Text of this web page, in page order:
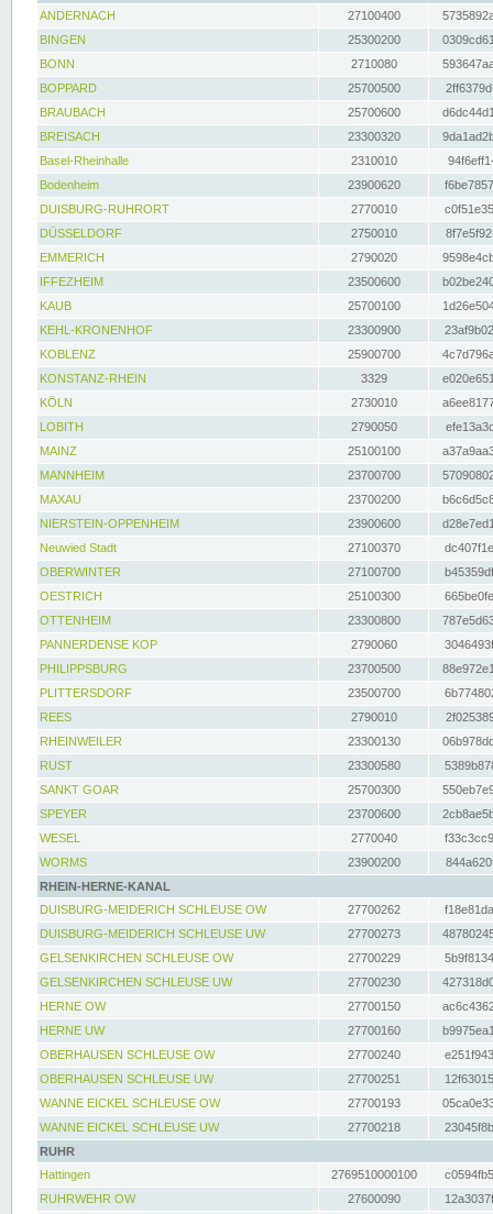
ANDERNACH
27100400
BINGEN
25300200
BONN
2710080
BOPPARD
25700500
BRAUBACH
25700600
BREISACH
23300320
Basel-Rheinhalle
2310010
Bodenheim
23900620
DUISBURG-RUHRORT
2770010
DÜSSELDORF
2750010
EMMERICH
2790020
IFFEZHEIM
23500600
KAUB
25700100
KEHL-KRONENHOF
23300900
KOBLENZ
25900700
KONSTANZ-RHEIN
3329
KÖLN
2730010
LOBITH
2790050
MAINZ
25100100
MANNHEIM
23700700
MAXAU
23700200
NIERSTEIN-OPPENHEIM
23900600
Neuwied Stadt
27100370
OBERWINTER
27100700
OESTRICH
25100300
OTTENHEIM
23300800
PANNERDENSE KOP
2790060
PHILIPPSBURG
23700500
PLITTERSDORF
23500700
REES
2790010
RHEINWEILER
23300130
RUST
23300580
SANKT GOAR
25700300
SPEYER
23700600
WESEL
2770040
WORMS
23900200
RHEIN-HERNE-KANAL
DUISBURG-MEIDERICH SCHLEUSE OW
27700262
DUISBURG-MEIDERICH SCHLEUSE UW
27700273
GELSENKIRCHEN SCHLEUSE OW
27700229
GELSENKIRCHEN SCHLEUSE UW
27700230
HERNE OW
27700150
HERNE UW
27700160
OBERHAUSEN SCHLEUSE OW
27700240
OBERHAUSEN SCHLEUSE UW
27700251
WANNE EICKEL SCHLEUSE OW
27700193
WANNE EICKEL SCHLEUSE UW
27700218
RUHR
Hattingen
2769510000100
RUHRWEHR OW
27600090